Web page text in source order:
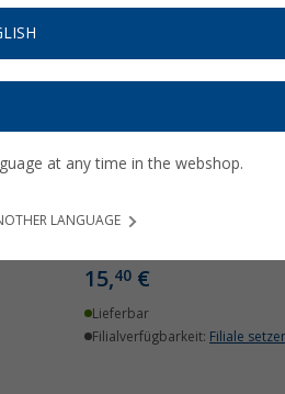
Sortiment 175-tlg.
15,40€
Lieferbar
Filialverfügbarkeit: Filiale
at any time in the webshop.
LANGUAGE